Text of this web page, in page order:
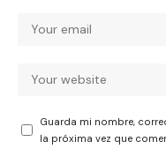
Guarda mi nombre,
la próxima vez que